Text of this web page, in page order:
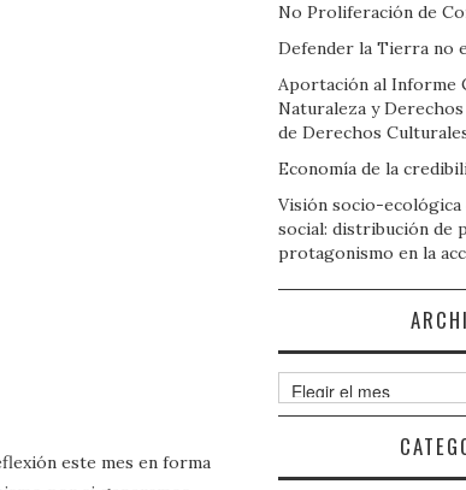
este mes en forma
No Proliferación de
Defender la Tierra no
Aportación al Informe
Naturaleza y
de Derechos
Economía de la
Visión socio-ecológica
social: distribución de
protagonismo en la
Archivos